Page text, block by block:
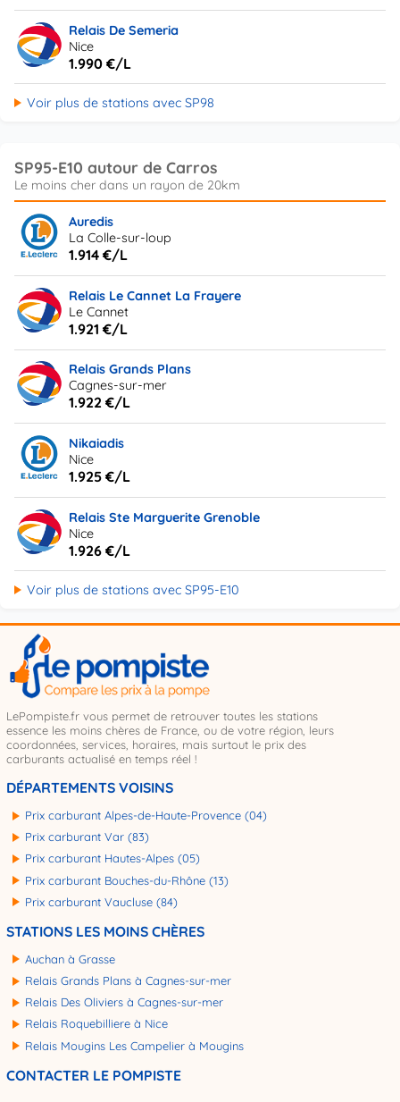
Relais De Semeria
Nice
1.990 €/L
Voir plus de stations avec SP98
SP95-E10 autour de Carros
Auredis
La Colle-sur-loup
1.914 €/L
Relais Le Cannet La Frayere
Le Cannet
1.921 €/L
Relais Grands Plans
Cagnes-sur-mer
1.922 €/L
Nikaiadis
Nice
1.925 €/L
Relais Ste Marguerite Grenoble
Nice
1.926 €/L
Voir plus de stations avec SP95-E10
LePompiste.fr vous permet de retrouver toutes les stations
essence les moins chères de France, ou de votre région, leurs
coordonnées, services, horaires, mais surtout le prix des
carburants actualisé en temps réel !
DÉPARTEMENTS VOISINS
Prix carburant Alpes-de-Haute-Provence (04)
Prix carburant Var (83)
Prix carburant Hautes-Alpes (05)
Prix carburant Bouches-du-Rhône (13)
Prix carburant Vaucluse (84)
STATIONS LES MOINS CHÈRES
Auchan à Grasse
Relais Grands Plans à Cagnes-sur-mer
Relais Des Oliviers à Cagnes-sur-mer
Relais Roquebilliere à Nice
Relais Mougins Les Campelier à Mougins
CONTACTER LE POMPISTE